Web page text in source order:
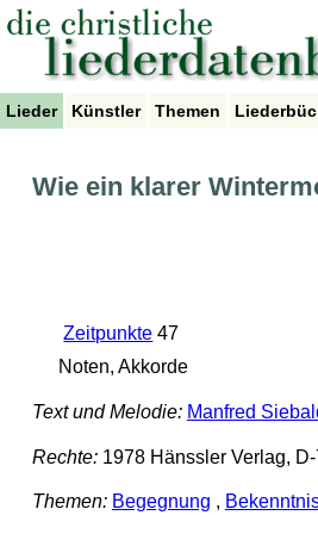
Lieder Künstler Themen
Wie ein klarer
Zeitpunkte 47
Noten, Akkorde
Text und Melodie: Manfred
Rechte:1978 Hänssler Verlag,
Themen: Begegnung ,